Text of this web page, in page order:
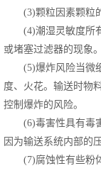
(3)颗粒因素颗粒的
(4)潮湿灵敏度所有
或堵塞过滤器的现象
(5)爆炸风险当微细
度、火花。输送时物
控制爆炸的风险。
(6)毒害性具有毒害
因为输送系统内部的
(7)腐蚀性有些粉体